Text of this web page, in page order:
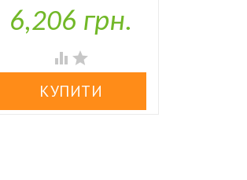
У наявності
6,206 грн.
 